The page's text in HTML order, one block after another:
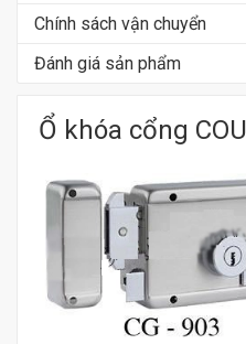
Chính sách vận chuyển
Đánh giá sản phẩm
Ổ khóa cổng